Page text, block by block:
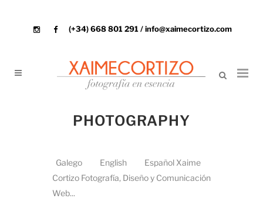
(+34) 668 801 291 / info@xaimecortizo.com
PHOTOGRAPHY
Galego English Español Xaime
Cortizo Fotografía, Diseño y Comunicación
Web...